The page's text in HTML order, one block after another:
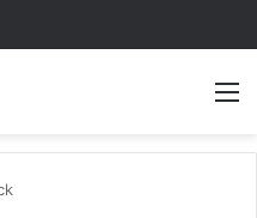
– Güncel 2025